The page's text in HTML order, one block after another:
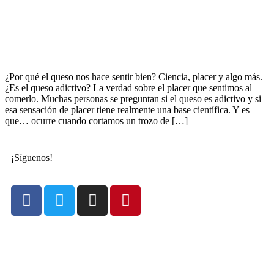
¿Por qué el queso nos hace sentir bien? Ciencia, placer y algo más.
¿Es el queso adictivo? La verdad sobre el placer que sentimos al
comerlo. Muchas personas se preguntan si el queso es adictivo y si
esa sensación de placer tiene realmente una base científica. Y es
que… ocurre cuando cortamos un trozo de […]
¡Síguenos!